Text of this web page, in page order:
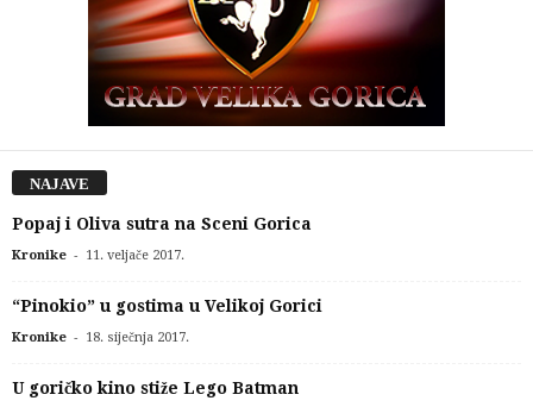
NAJAVE
Popaj i Oliva sutra na Sceni Gorica
Kronike - 11. veljače 2017.
“Pinokio” u gostima u Velikoj Gorici
Kronike - 18. siječnja 2017.
U goričko kino stiže Lego Batman